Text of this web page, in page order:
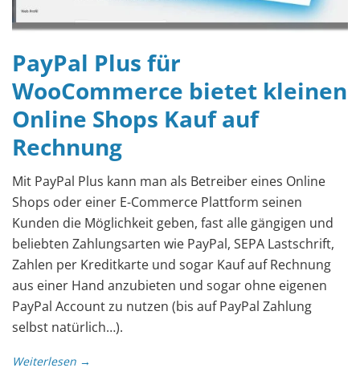
PayPal Plus für
WooCommerce bietet kleinen
Online Shops Kauf auf
Rechnung
Mit PayPal Plus kann man als Betreiber eines Online
Shops oder einer E-Commerce Plattform seinen
Kunden die Möglichkeit geben, fast alle gängigen und
beliebten Zahlungsarten wie PayPal, SEPA Lastschrift,
Zahlen per Kreditkarte und sogar Kauf auf Rechnung
aus einer Hand anzubieten und sogar ohne eigenen
PayPal Account zu nutzen (bis auf PayPal Zahlung
selbst natürlich…).
Weiterlesen →